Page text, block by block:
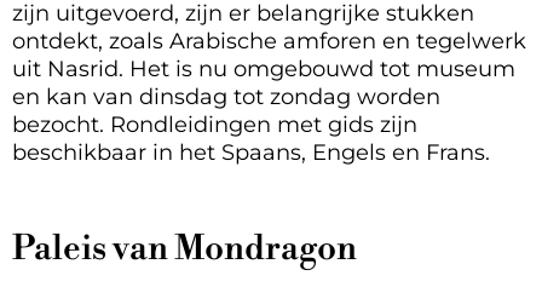
zijn uitgevoerd, zijn er belangrijke stukken
ontdekt, zoals Arabische amforen en tegelwerk
uit Nasrid. Het is nu omgebouwd tot museum
en kan van dinsdag tot zondag worden
bezocht. Rondleidingen met gids zijn
beschikbaar in het Spaans, Engels en Frans.
Paleis van Mondragon